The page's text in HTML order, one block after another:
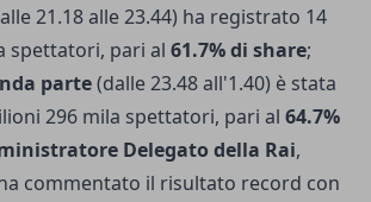
21.18 alle 23.44) ha registrato 14
spettatori, pari al 61.7% di share;
parte(dalle 23.48 all'1.40) è stata
296 mila spettatori, pari al 64.7%
Delegato della Rai,
commentato il risultato record con